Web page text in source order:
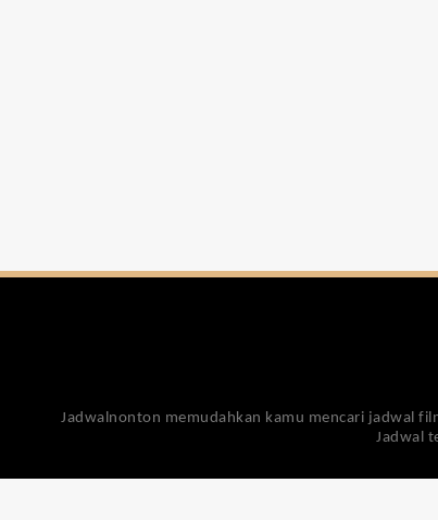
Jadwalnonton memudahkan kamu mencari jadwal
Jadwal